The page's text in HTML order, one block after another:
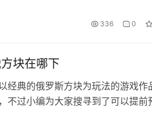
化身手绘风格角色，在无压力设定
Lovania》最新预约下载地址 目前
336 0
块在哪下
经典的俄罗斯方块为玩法的游戏作
不过小编为大家搜寻到了可以提前